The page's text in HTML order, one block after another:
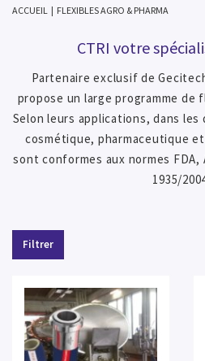
ACCUEIL | FLEXIBLES AGRO & PHARMA
CTRI votre
Partenaire exclusif de
propose un large programme de
Selon leurs applications, dans les
cosmétique, pharmaceutique
sont conformes aux normes FDA,
1935/
Filtrer